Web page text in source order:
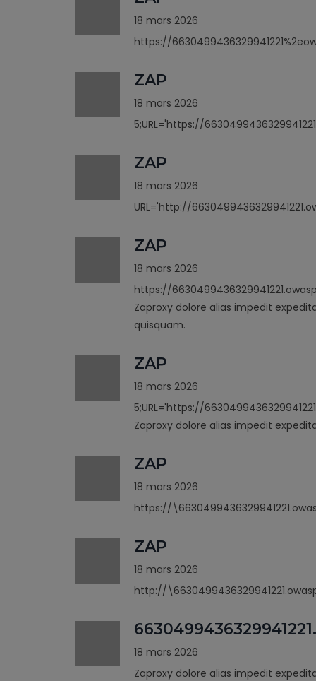
18 mars 2026
https://
ZAP
18 mars 2026
5;URL='https://
ZAP
18 mars 2026
URL='http://
ZAP
18 mars 2026
https://
Zaproxy dolore alias impedit
quisquam.
ZAP
18 mars 2026
5;URL='https://
Zaproxy dolore alias impedit
ZAP
18 mars 2026
https://
ZAP
18 mars 2026
http://
18 mars 2026
Zaproxy dolore alias impedit